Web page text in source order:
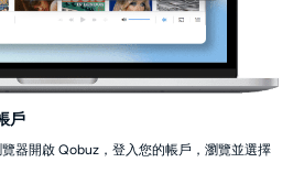
戶
器開啟 Qobuz，登入您的帳戶，瀏覽並選擇